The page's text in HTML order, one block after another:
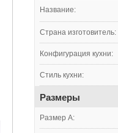
Название:
Страна изготовитель:
Конфигурация кухни:
Стиль кухни:
Размеры
Размер A: